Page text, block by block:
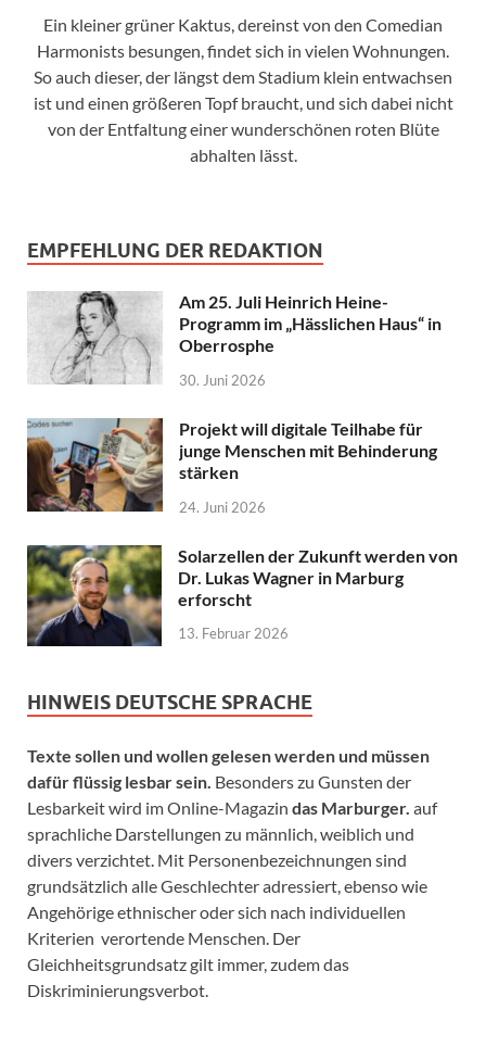
Ein kleiner grüner Kaktus, dereinst von den Comedian
Harmonists besungen, findet sich in vielen Wohnungen.
So auch dieser, der längst dem Stadium klein entwachsen
ist und einen größeren Topf braucht, und sich dabei nicht
von der Entfaltung einer wunderschönen roten Blüte
abhalten lässt.
EMPFEHLUNG DER REDAKTION
Am 25. Juli Heinrich Heine-
Programm im „Hässlichen Haus“ in
Oberrosphe
30. Juni 2026
Projekt will digitale Teilhabe für
junge Menschen mit Behinderung
stärken
24. Juni 2026
Solarzellen der Zukunft werden von
Dr. Lukas Wagner in Marburg
erforscht
13. Februar 2026
HINWEIS DEUTSCHE SPRACHE
Texte sollen und wollen gelesen werden und müssen
dafür flüssig lesbar sein. Besonders zu Gunsten der
Lesbarkeit wird im Online-Magazin das Marburger. auf
sprachliche Darstellungen zu männlich, weiblich und
divers verzichtet. Mit Personenbezeichnungen sind
grundsätzlich alle Geschlechter adressiert, ebenso wie
Angehörige ethnischer oder sich nach individuellen
Kriterien verortende Menschen. Der
Gleichheitsgrundsatz gilt immer, zudem das
Diskriminierungsverbot.